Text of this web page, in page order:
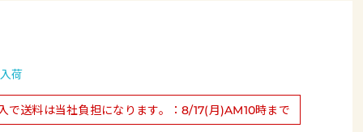
荷
で送料は当社負担になります。：8/17(月)AM10時まで